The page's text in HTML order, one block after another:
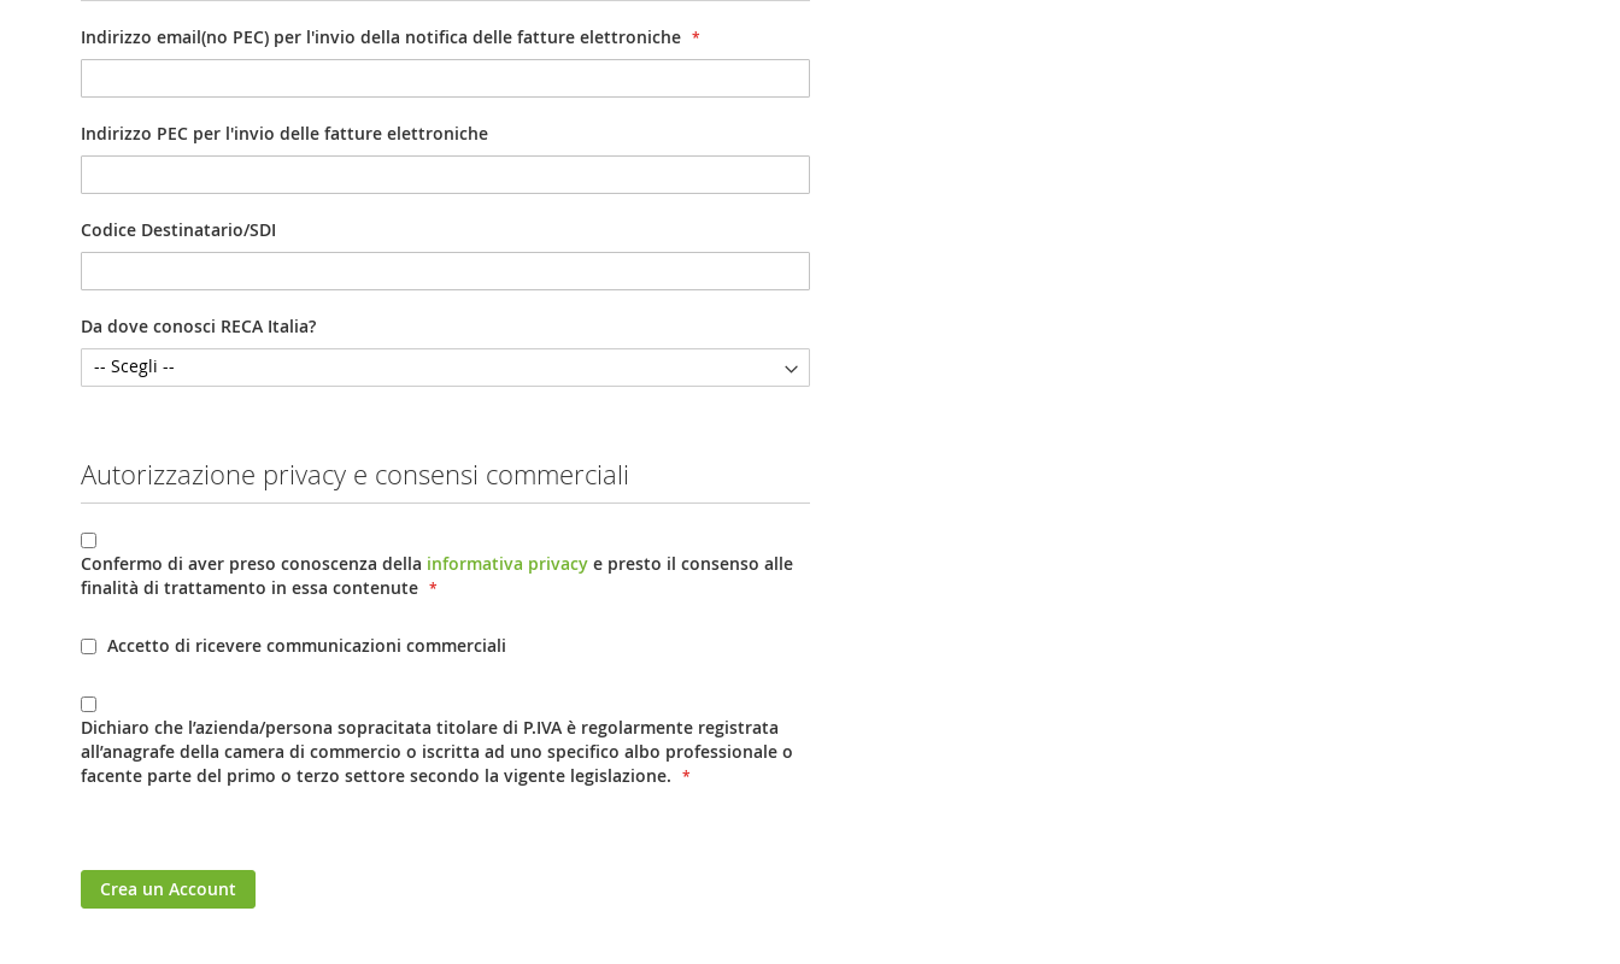
Indirizzo email(no PEC) per l'invio della notifica delle fatture elettroniche
Indirizzo PEC per l'invio delle fatture elettroniche
Codice Destinatario/SDI
Da dove conosci RECA Italia?
Autorizzazione privacy e consensi commerciali
Confermo di aver preso conoscenza della informativa privacy e presto il consenso alle
finalità di trattamento in essa contenute
Accetto di ricevere communicazioni commerciali
Dichiaro che l’azienda/persona sopracitata titolare di P.IVA è regolarmente registrata
all’anagrafe della camera di commercio o iscritta ad uno specifico albo professionale o
facente parte del primo o terzo settore secondo la vigente legislazione.
Crea un Account